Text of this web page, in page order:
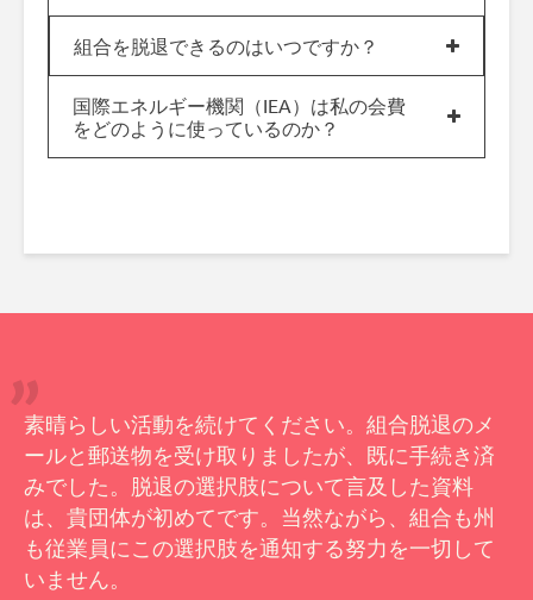
組合を脱退できるのはいつですか？
国際エネルギー機関（IEA）は私の会費
をどのように使っているのか？
素晴らしい活動を続けてください。組合脱退のメ
ールと郵送物を受け取りましたが、既に手続き済
みでした。脱退の選択肢について言及した資料
は、貴団体が初めてです。当然ながら、組合も州
も従業員にこの選択肢を通知する努力を一切して
いません。